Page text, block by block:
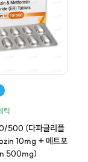
릭
500 (다파글리플
10mg + 메트포
500mg)